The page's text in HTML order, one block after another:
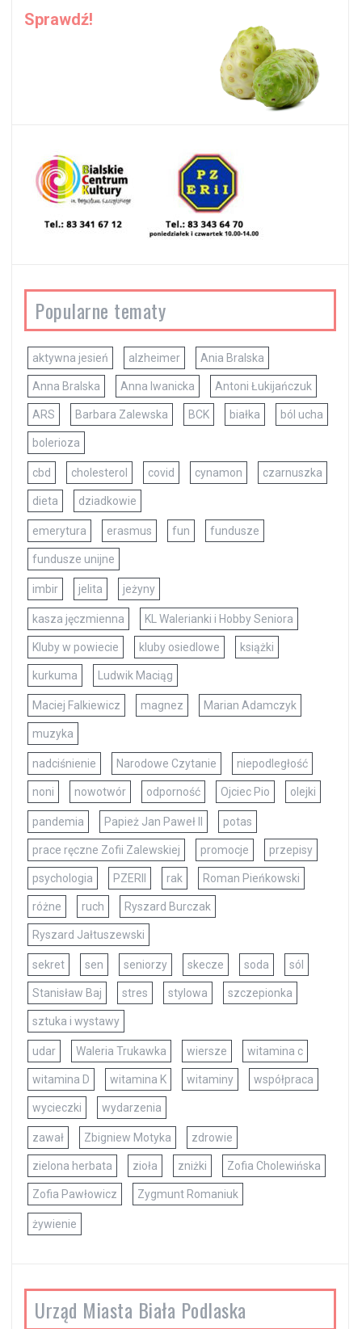
Sprawdź!
Popularne tematy
aktywna jesień alzheimer Ania Bralska
Anna Bralska Anna Iwanicka Antoni Łukijańczuk
ARS Barbara Zalewska BCK białka ból ucha
bolerioza
cbd cholesterol covid cynamon czarnuszka
dieta dziadkowie
emerytura erasmus fun fundusze
fundusze unijne
imbir jelita jeżyny
kasza jęczmienna KL Walerianki i Hobby Seniora
Kluby w powiecie kluby osiedlowe książki
kurkuma Ludwik Maciąg
Maciej Falkiewicz magnez Marian Adamczyk
muzyka
nadciśnienie Narodowe Czytanie niepodległość
noni nowotwór odporność Ojciec Pio olejki
pandemia Papież Jan Paweł II potas
prace ręczne Zofii Zalewskiej promocje przepisy
psychologia PZERII rak Roman Pieńkowski
różne ruch Ryszard Burczak
Ryszard Jałtuszewski
sekret sen seniorzy skecze soda sól
Stanisław Baj stres stylowa szczepionka
sztuka i wystawy
udar Waleria Trukawka wiersze witamina c
witamina D witamina K witaminy współpraca
wycieczki wydarzenia
zawał Zbigniew Motyka zdrowie
zielona herbata zioła zniżki Zofia Cholewińska
Zofia Pawłowicz Zygmunt Romaniuk
żywienie
Urząd Miasta Biała Podlaska